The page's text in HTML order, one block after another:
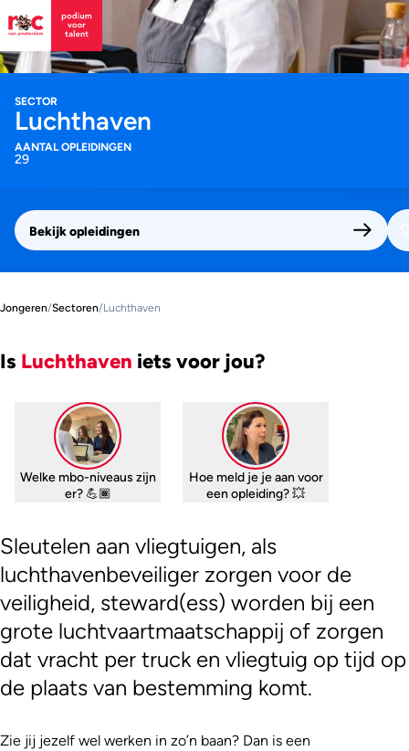
SECTOR
Luchthaven
AANTAL OPLEIDINGEN
29
Bekijk opleidingen
Jongeren/Sectoren/Luchthaven
Is Luchthaven iets voor jou?
Welke mbo-niveaus zijn
er? 💪🏾
Hoe meld je je aan voor
een opleiding? 💥
Sleutelen aan vliegtuigen, als
luchthavenbeveiliger zorgen voor de
veiligheid, steward(ess) worden bij een
grote luchtvaartmaatschappij of zorgen
dat vracht per truck en vliegtuig op tijd op
de plaats van bestemming komt.
Zie jij jezelf wel werken in zo’n baan? Dan is een